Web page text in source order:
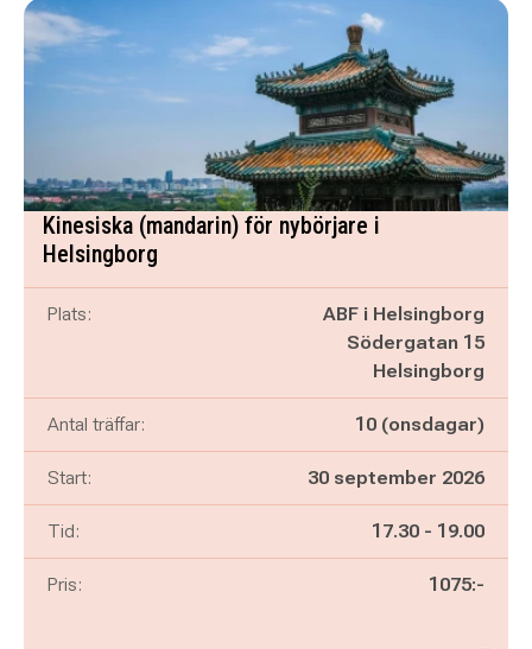
Kinesiska (mandarin) för nybörjare i
Helsingborg
Plats:
ABF i Helsingborg
Södergatan 15
Helsingborg
Antal träffar: 10 (onsdagar)
Start: 30 september 2026
Tid: Pågår mellan
17.30 - och
19.00
Pris: 1075:-